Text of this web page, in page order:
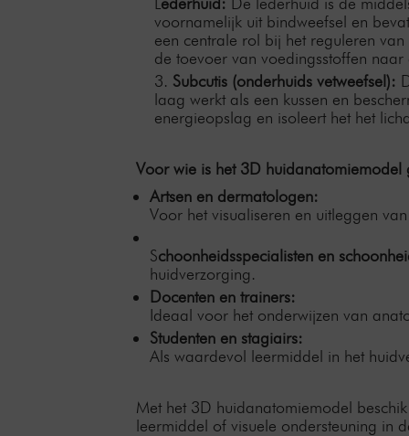
voornamelijk uit bindweefsel en
een centrale rol bij het reguleren
de toevoer van voedingsstoffen
Subcutis (onderhuids vetweefsel):
laag werkt als een kussen en
energieopslag en isoleert het het
Voor wie is het 3D huidanatomiemodel
Artsen en dermatologen:
Voor het visualiseren en uitleggen
Schoonheidsspecialisten en
huidverzorging.
Docenten en trainers:
Ideaal voor het onderwijzen van
Studenten en stagiairs:
Als waardevol leermiddel in het
Met het 3D huidanatomiemodel
leermiddel of visuele ondersteuning in